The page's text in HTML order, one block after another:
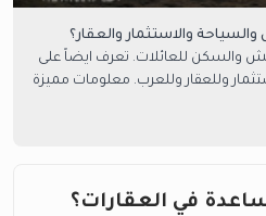
والاستثمار والعقار؟
والسكن للعائلات. تعرف ايضاً على
وللعقار وللعرب. معلومات مميزة
في العقارات؟